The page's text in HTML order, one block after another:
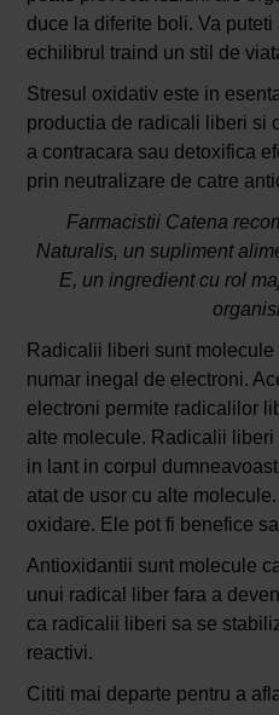
duce la diferite boli. Va
echilibrul traind un stil de
Stresul oxidativ este in
productia de radicali liberi si
a contracara sau detoxifica
prin neutralizare de catre
Farmacistii Catena
Naturalis, un supliment
E, un ingredient cu rol
Radicalii liberi sunt
numar inegal de electroni.
electroni permite radicalilor
alte molecule. Radicalii
in lant in corpul
atat de usor cu alte
oxidare. Ele pot fi benefice
Antioxidantii sunt molecule
unui radical liber fara a
ca radicalii liberi sa se
reactivi.
Cititi mai departe pentru a